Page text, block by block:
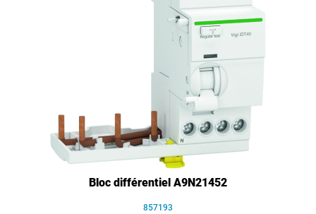
Bloc différentiel A9N21452
857193